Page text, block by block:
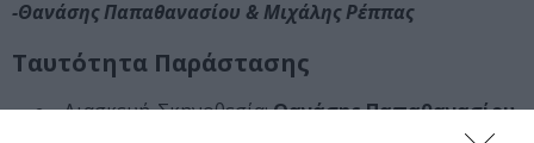
-Θανάσης Παπαθανασίου & Μιχάλης Ρέππας
Ταυτότητα Παράστασης
Διασκευή-Σκηνοθεσία:Θανάσης Παπαθανασίου